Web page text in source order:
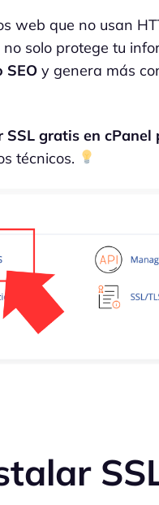
web que no usan
no solo protege tu
SEO y genera más
SSL gratis en cPanel
técnicos.